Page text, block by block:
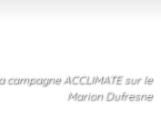
campagne ACCLIMATE sur le
Marion Dufresne